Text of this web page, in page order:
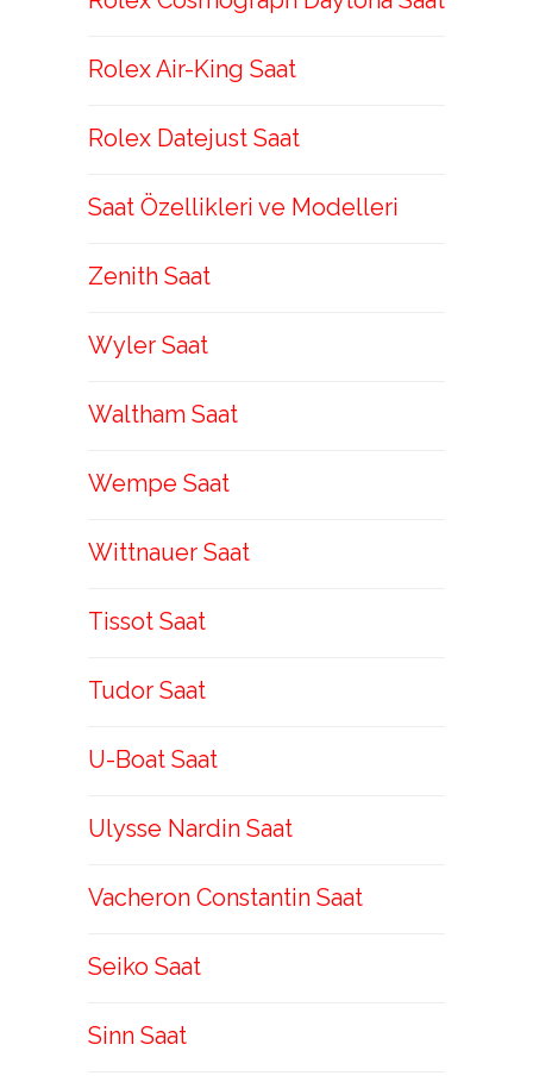
Rolex Air-King Saat
Rolex Datejust Saat
Saat Özellikleri ve Modelleri
Zenith Saat
Wyler Saat
Waltham Saat
Wempe Saat
Wittnauer Saat
Tissot Saat
Tudor Saat
U-Boat Saat
Ulysse Nardin Saat
Vacheron Constantin Saat
Seiko Saat
Sinn Saat